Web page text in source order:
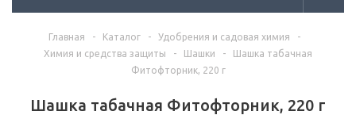
Главная - Каталог - Удобрения и садовая химия
-
Химия и средства защиты
- Шашки -
Шашка табачная
Фитофторник, 220 г
Шашка табачная Фитофторник, 220 г